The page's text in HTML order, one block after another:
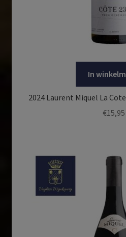
In
2024 Laurent Miquel La
€15,95